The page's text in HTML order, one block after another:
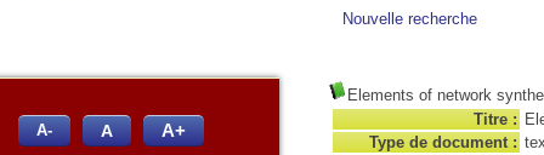
Nouvelle recherche
Elements of network
Titre :
Type de document :
A- A A+